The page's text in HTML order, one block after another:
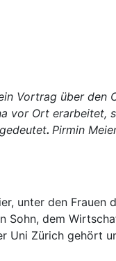
Vortrag über den
vor Ort erarbeitet,
. Pirmin
unter den Frauen
Sohn, dem
Uni Zürich gehört